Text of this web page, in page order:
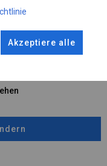
ca.fi 54 mm
und Seite
Akzeptiere alle